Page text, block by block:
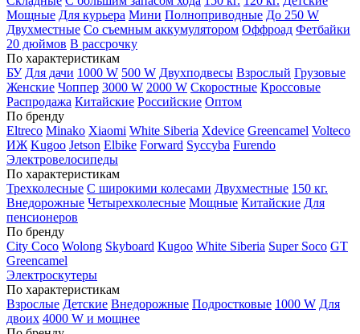
Мощные Для курьера Мини Полноприводные До 250 W
Двухместные Со съемным аккумулятором Оффроад Фетбайки
20 дюймов В рассрочку
По характеристикам
БУ Для дачи 1000 W 500 W Двухподвесы Взрослый Грузовые
Женские Чоппер 3000 W 2000 W Скоростные Кроссовые
Распродажа Китайские Российские Оптом
По бренду
Eltreco Minako Xiaomi White Siberia Xdevice Greencamel Volteco
ИЖ Kugoo Jetson Elbike Forward Syccyba Furendo
Электровелосипеды
По характеристикам
Трехколесные С широкими колесами Двухместные 150 кг.
Внедорожные Четырехколесные Мощные Китайские Для
пенсионеров
По бренду
City Coco Wolong Skyboard Kugoo White Siberia Super Soco GT
Greencamel
Электроскутеры
По характеристикам
Взрослые Детские Внедорожные Подростковые 1000 W Для
двоих 4000 W и мощнее